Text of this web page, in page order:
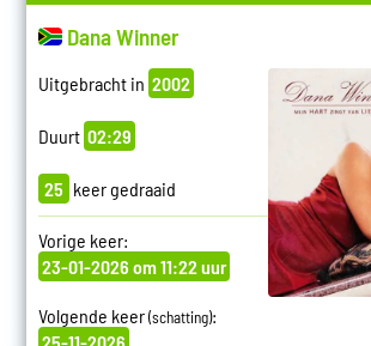
Dana Winner
Uitgebracht in 2002
Duurt 02:29
25 keer gedraaid
Vorige keer:
23-01-2026 om 11:22 uur
Volgende keer(schatting):